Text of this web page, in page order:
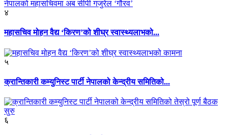
४
महासचिव मोहन वैद्य ‘किरण’को शीघ्र स्वास्थ्यलाभको...
५
क्रान्तिकारी कम्युनिस्ट पार्टी नेपालको केन्द्रीय समितिको...
६